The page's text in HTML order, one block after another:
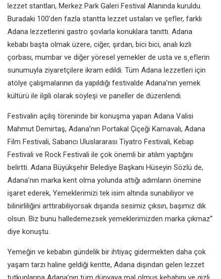
lezzet stantları, Merkez Park Galeri Festival Alanında kuruldu.
Buradaki 100’den fazla stantta lezzet ustaları ve şefler, farklı
Adana lezzetlerini gastro şovlarla konuklara tanıttı. Adana
kebabı başta olmak üzere, ciğer, şırdan, bici bici, analı kızlı
çorbası, mumbar ve diğer yöresel yemekler de usta ve s¸eflerin
sunumuyla ziyaretçilere ikram edildi. Tüm Adana lezzetleri için
atölye çalışmalarının da yapıldığı festivalde Adana’nın yemek
kültürü ile ilgili olarak söyleşi ve paneller de düzenlendi.
Festivalin açılış töreninde bir konuşma yapan Adana Valisi
Mahmut Demirtaş, Adana’nın Portakal Çiçeği Karnavalı, Adana
Film Festivali, Sabancı Uluslararası Tiyatro Festivali, Kebap
Festivali ve Rock Festivali ile çok önemli bir atılım yaptığını
belirtti. Adana Büyükşehir Belediye Başkanı Hüseyin Sözlü de,
Adana’nın marka kent olma yolunda attığı adımların önemine
işaret ederek, Yemeklerimizi tek isim altında sunabiliyor ve
bilinirliliğini arttırabiliyorsak dışarıda sesimiz çıksın, başımız dik
olsun. Biz bunu halledemezsek yemeklerimizden marka çıkmaz’’
diye konuştu.
Yemeğin ve kebabın gündelik bir ihtiyaç gidermekten daha çok
yaşam tarzı haline geldiği kentte, Adana dışından gelen lezzet